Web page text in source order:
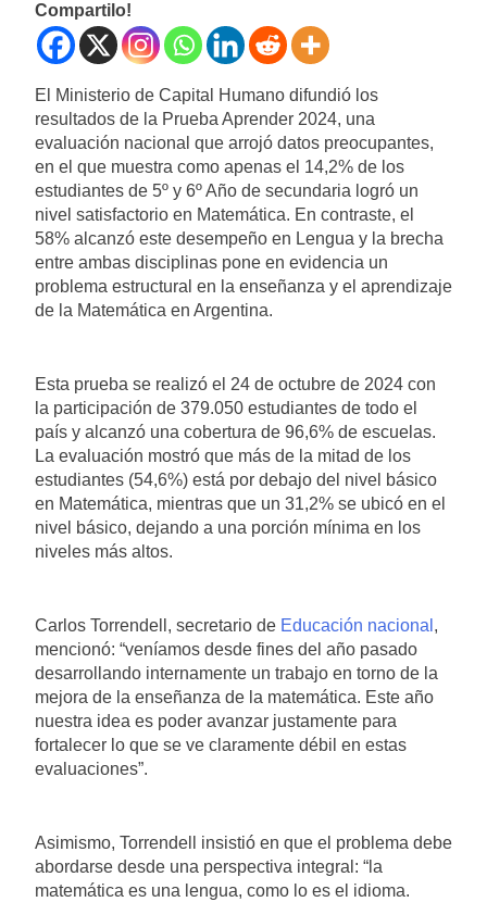
Compartilo!
El Ministerio de Capital Humano difundió los
resultados de la Prueba Aprender 2024, una
evaluación nacional que arrojó datos preocupantes,
en el que muestra como apenas el 14,2% de los
estudiantes de 5º y 6º Año de secundaria logró un
nivel satisfactorio en Matemática. En contraste, el
58% alcanzó este desempeño en Lengua y la brecha
entre ambas disciplinas pone en evidencia un
problema estructural en la enseñanza y el aprendizaje
de la Matemática en Argentina.
Esta prueba se realizó el 24 de octubre de 2024 con
la participación de 379.050 estudiantes de todo el
país y alcanzó una cobertura de 96,6% de escuelas.
La evaluación mostró que más de la mitad de los
estudiantes (54,6%) está por debajo del nivel básico
en Matemática, mientras que un 31,2% se ubicó en el
nivel básico, dejando a una porción mínima en los
niveles más altos.
Carlos Torrendell, secretario de Educación nacional ,
mencionó: “veníamos desde fines del año pasado
desarrollando internamente un trabajo en torno de la
mejora de la enseñanza de la matemática. Este año
nuestra idea es poder avanzar justamente para
fortalecer lo que se ve claramente débil en estas
evaluaciones”.
Asimismo, Torrendell insistió en que el problema debe
abordarse desde una perspectiva integral: “la
matemática es una lengua, como lo es el idioma.